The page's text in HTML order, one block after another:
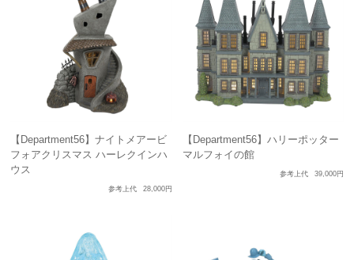
【Department56】ナイトメアービ
フォアクリスマス ハーレクインハ
ウス
参考上代 28,000円
【Department56】ハリーポッター
マルフォイの館
参考上代 39,000円